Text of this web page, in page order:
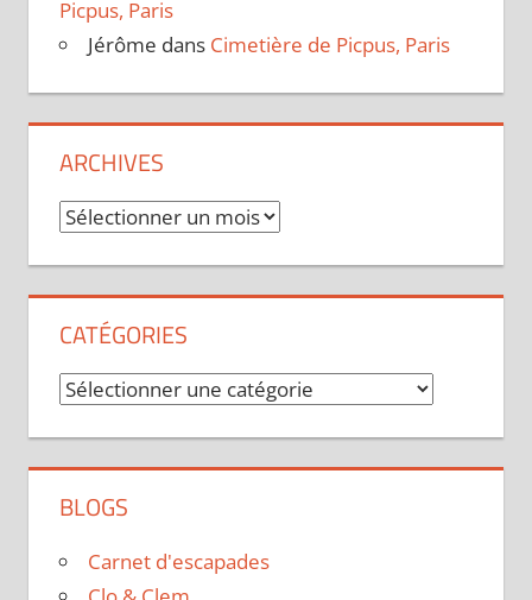
Picpus, Paris
Jérôme dans Cimetière de Picpus, Paris
ARCHIVES
Archives
CATÉGORIES
Catégories
BLOGS
Carnet d'escapades